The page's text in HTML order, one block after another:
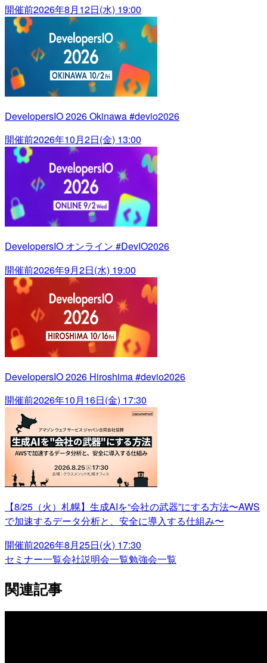
開催前2026年8月12日(水) 19:00
DevelopersIO 2026 Okinawa #devio2026
開催前2026年10月2日(金) 13:00
DevelopersIO オンライン #DevIO2026
開催前2026年9月2日(水) 19:00
DevelopersIO 2026 Hiroshima #devio2026
開催前2026年10月16日(金) 17:30
【8/25（火）札幌】生成AIを“会社の武器”にする方法〜AWS
で加速するデータ分析と、安全に導入する仕組み〜
開催前2026年8月25日(火) 17:30
セミナー一覧会社説明会一覧勉強会一覧
関連記事